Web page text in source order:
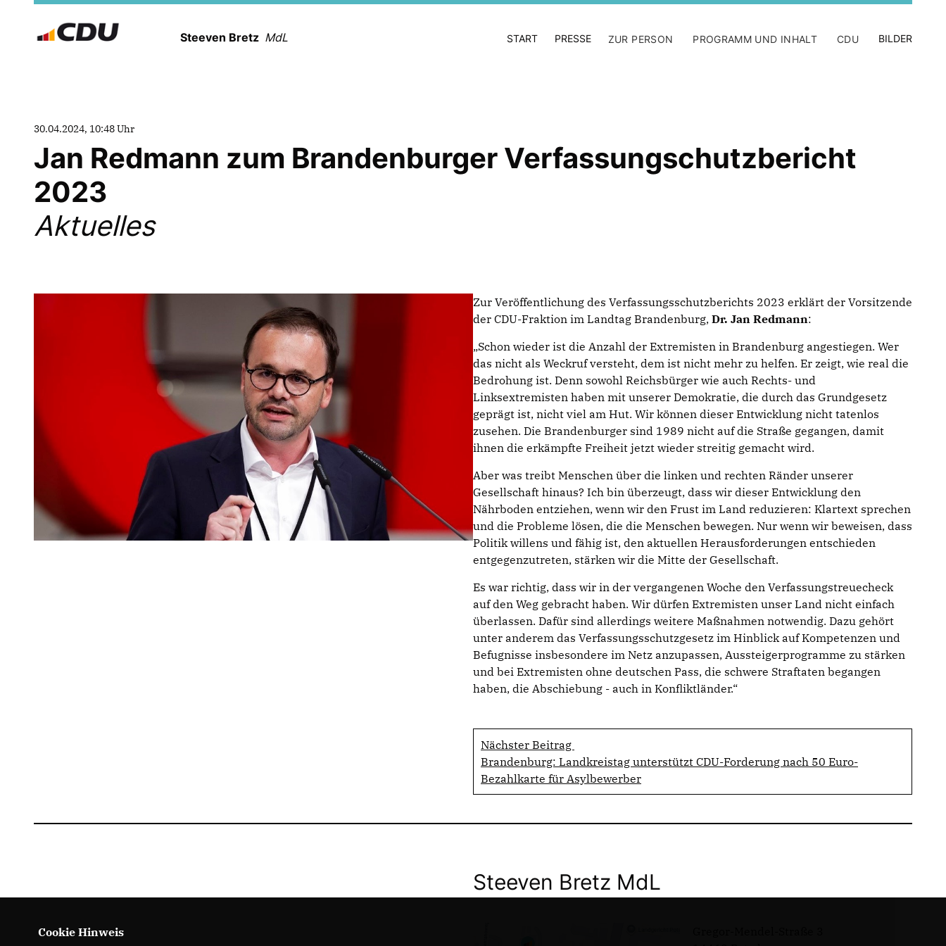
Steeven Bretz MdL START PRESSE ZUR PERSON PROGRAMM UND INHALT CDU BILDER
30.04.2024, 10:48 Uhr
Jan Redmann zum Brandenburger Verfassungschutzbericht
2023
Aktuelles
Zur Veröffentlichung des Verfassungsschutzberichts 2023 erklärt der Vorsitzende
der CDU-Fraktion im Landtag Brandenburg, Dr. Jan Redmann:
Schon wieder ist die Anzahl der Extremisten in Brandenburg angestiegen. Wer
das nicht als Weckruf versteht, dem ist nicht mehr zu helfen. Er zeigt, wie real die
Bedrohung ist. Denn sowohl Reichsbürger wie auch Rechts- und
Linksextremisten haben mit unserer Demokratie, die durch das Grundgesetz
geprägt ist, nicht viel am Hut. Wir können dieser Entwicklung nicht tatenlos
zusehen. Die Brandenburger sind 1989 nicht auf die Straße gegangen, damit
ihnen die erkämpfte Freiheit jetzt wieder streitig gemacht wird.
Aber was treibt Menschen über die linken und rechten Ränder unserer
Gesellschaft hinaus? Ich bin überzeugt, dass wir dieser Entwicklung den
Nährboden entziehen, wenn wir den Frust im Land reduzieren: Klartext sprechen
und die Probleme lösen, die die Menschen bewegen. Nur wenn wir beweisen, dass
Politik willens und fähig ist, den aktuellen Herausforderungen entschieden
entgegenzutreten, stärken wir die Mitte der Gesellschaft.
Es war richtig, dass wir in der vergangenen Woche den Verfassungstreuecheck
auf den Weg gebracht haben. Wir dürfen Extremisten unser Land nicht einfach
überlassen. Dafür sind allerdings weitere Maßnahmen notwendig. Dazu gehört
unter anderem das Verfassungsschutzgesetz im Hinblick auf Kompetenzen und
Befugnisse insbesondere im Netz anzupassen, Aussteigerprogramme zu stärken
und bei Extremisten ohne deutschen Pass, die schwere Straftaten begangen
haben, die Abschiebung - auch in Konfliktländer.“
Nächster Beitrag
Brandenburg: Landkreistag unterstützt CDU-Forderung nach 50 Euro-
Bezahlkarte für Asylbewerber
Steeven Bretz MdL
Cookie Hinweis